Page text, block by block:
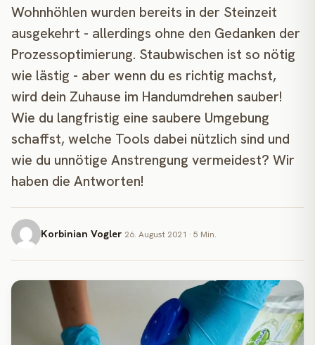
Wohnhöhlen wurden bereits in der Steinzeit
ausgekehrt - allerdings ohne den Gedanken der
Prozessoptimierung. Staubwischen ist so nötig
wie lästig - aber wenn du es richtig machst,
wird dein Zuhause im Handumdrehen sauber!
Wie du langfristig eine saubere Umgebung
schaffst, welche Tools dabei nützlich sind und
wie du unnötige Anstrengung vermeidest? Wir
haben die Antworten!
Korbinian Vogler 26. August 2021 · 5 Min.